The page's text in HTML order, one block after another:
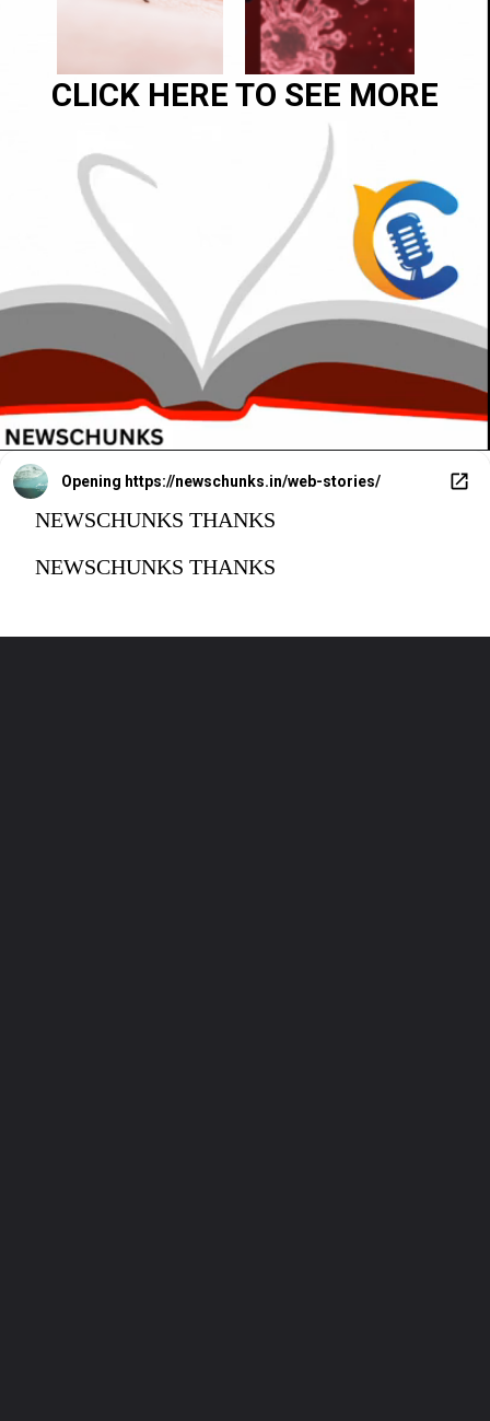
CLICK HERE TO SEE MORE
Opening https://newschunks.in/web-stories/
NEWSCHUNKS THANKS
NEWSCHUNKS THANKS